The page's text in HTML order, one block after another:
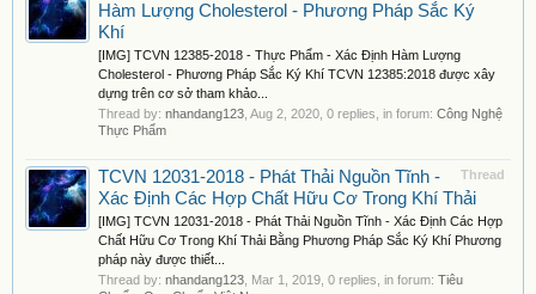
Hàm Lượng Cholesterol - Phương Pháp Sắc Ký
Khí
[IMG] TCVN 12385-2018 - Thực Phẩm - Xác Định Hàm Lượng
Cholesterol - Phương Pháp Sắc Ký Khí TCVN 12385:2018 được xây
dựng trên cơ sở tham khảo...
Thread by: nhandang123 Aug 2, 2020 , 0 replies, in forum: Công Nghệ
Thực Phẩm
Thread
TCVN 12031-2018 - Phát Thải Nguồn Tĩnh -
Xác Định Các Hợp Chất Hữu Cơ Trong Khí Thải
[IMG] TCVN 12031-2018 - Phát Thải Nguồn Tĩnh - Xác Định Các Hợp
Chất Hữu Cơ Trong Khí Thải Bằng Phương Pháp Sắc Ký Khí Phương
pháp này được thiết...
Thread by: nhandang123 Mar 1, 2019 , 0 replies, in forum: Tiêu